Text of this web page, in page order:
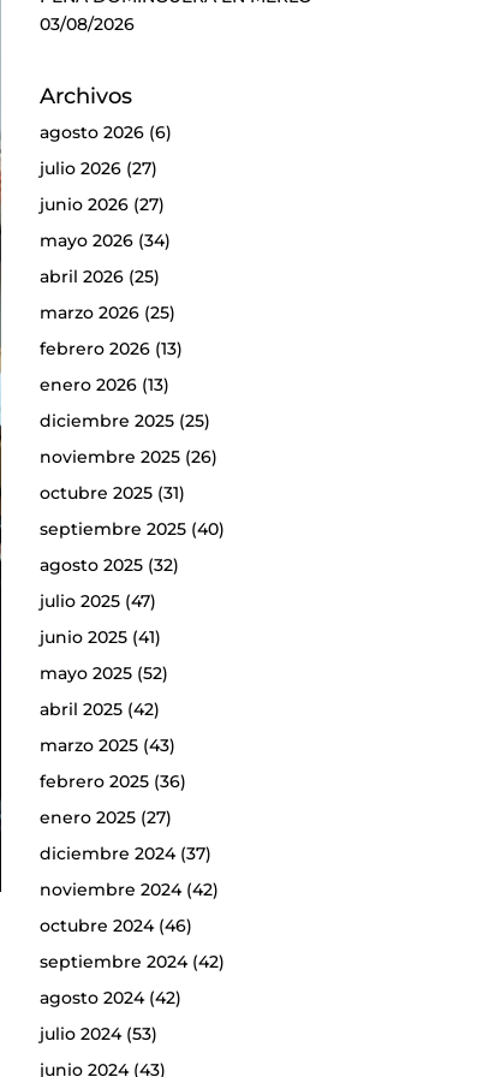
03/08/2026
Archivos
agosto 2026(6)
julio 2026(27)
junio 2026(27)
mayo 2026(34)
abril 2026(25)
marzo 2026(25)
febrero 2026(13)
enero 2026(13)
diciembre 2025(25)
noviembre 2025(26)
octubre 2025(31)
septiembre 2025(40)
agosto 2025(32)
julio 2025(47)
junio 2025(41)
mayo 2025(52)
abril 2025(42)
marzo 2025(43)
febrero 2025(36)
enero 2025(27)
diciembre 2024(37)
noviembre 2024(42)
octubre 2024(46)
septiembre 2024(42)
agosto 2024(42)
julio 2024(53)
junio 2024(43)